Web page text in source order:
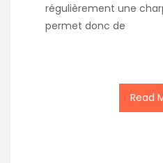
régulièrement une
permet donc de
Read